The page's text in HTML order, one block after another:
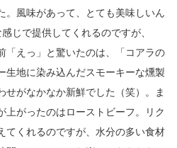
。風味があって、とても美味しいん
じで提供してくれるのですが、
えっ」と驚いたのは、「コアラの
生地に染み込んだスモーキーな燻製
せがなかなか新鮮でした（笑）。ま
上がったのはローストビーフ。リク
てくれるのですが、水分の多い食材